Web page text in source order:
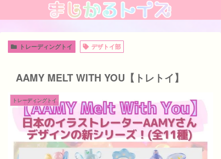
トレーディングトイ デザトイ部
AAMY MELT WITH YOU【トレトイ】
トレーディングトイ